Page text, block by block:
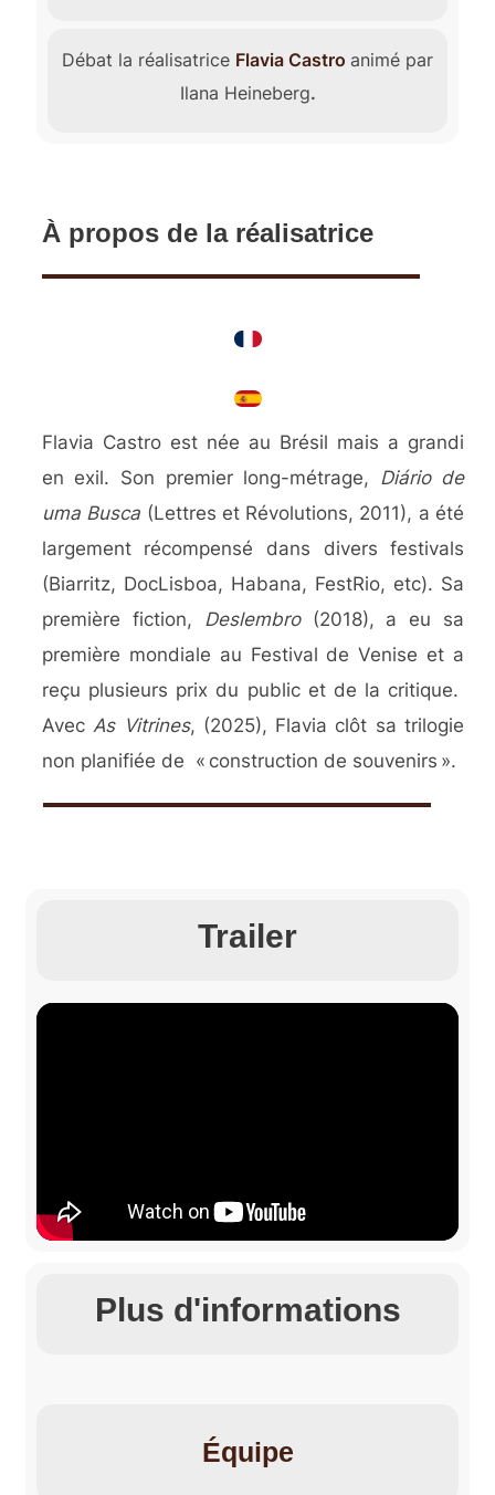
Débat la réalisatrice Flavia Castro animé par
Ilana Heineberg.
À propos de la réalisatrice
Flavia Castro est née au Brésil mais a grandi
en exil. Son premier long-métrage,
Diário de
uma Busca (Lettres et Révolutions, 2011), a été
largement récompensé dans divers festivals
(Biarritz, DocLisboa, Habana, FestRio, etc). Sa
première fiction,
Deslembro(2018), a eu sa
première mondiale au Festival de Venise et a
reçu plusieurs prix du public et de la critique.
Avec As Vitrines, (2025), Flavia clôt sa trilogie
non planifiée de « construction de souvenirs ».
Trailer
Plus d'informations
Équipe